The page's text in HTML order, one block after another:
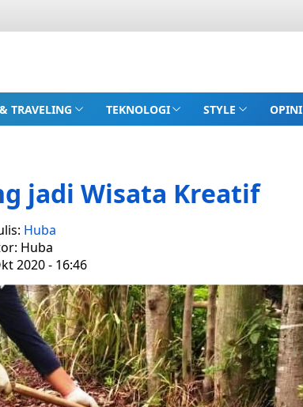
TRAVELING TEKNOLOGI STYLE OPINI
jadi Wisata Kreatif
Huba
Huba
2020 - 16:46